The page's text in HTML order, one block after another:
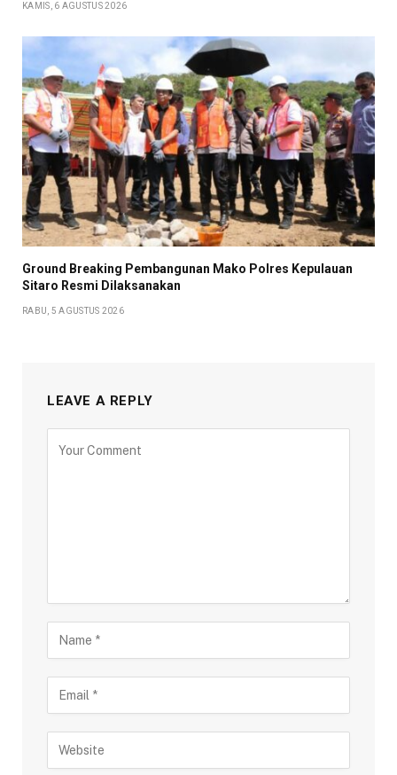
KAMIS, 6 AGUSTUS 2026
Ground Breaking Pembangunan Mako Polres Kepulauan
Sitaro Resmi Dilaksanakan
RABU, 5 AGUSTUS 2026
LEAVE A REPLY